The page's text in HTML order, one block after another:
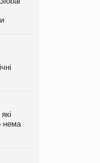
нема